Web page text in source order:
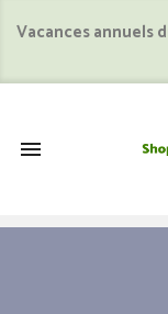
Vacances annuels
